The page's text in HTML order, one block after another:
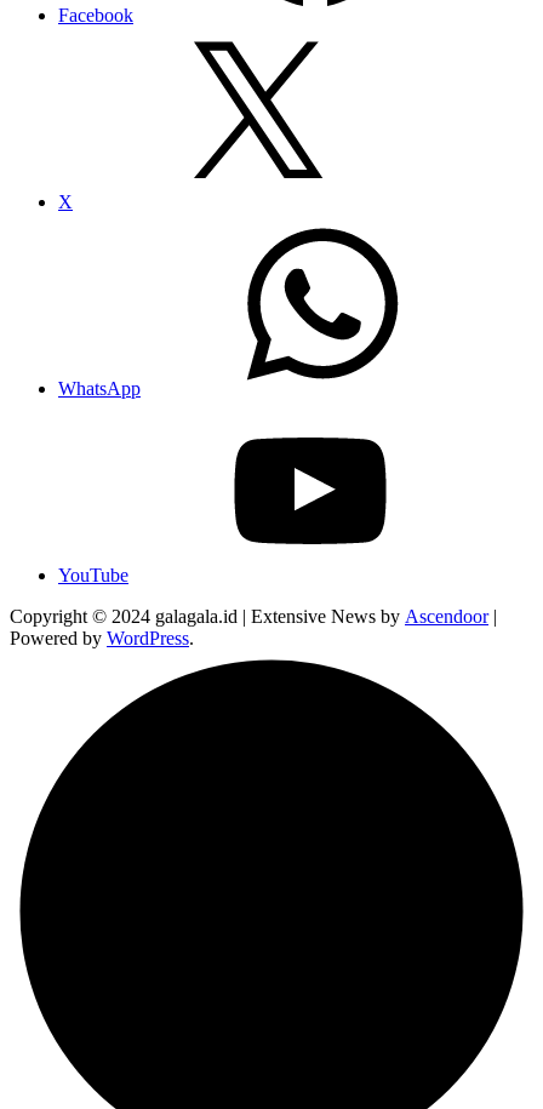
Facebook
X
WhatsApp
YouTube
Copyright © 2024 galagala.id | Extensive News by Ascendoor|
Powered by WordPress.